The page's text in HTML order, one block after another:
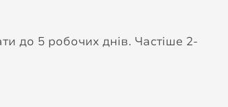
до 5 робочих днів. Частіше 2-